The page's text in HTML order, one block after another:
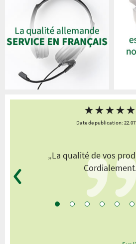
★★★★★
Date de publication:
„La qualité de vos